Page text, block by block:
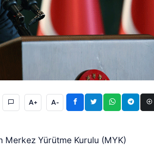
A+ A-
Merkez Yürütme Kurulu (MYK)
GÜNCEL